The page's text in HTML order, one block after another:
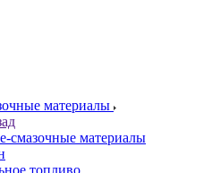
материалы
смазочные материалы
топливо